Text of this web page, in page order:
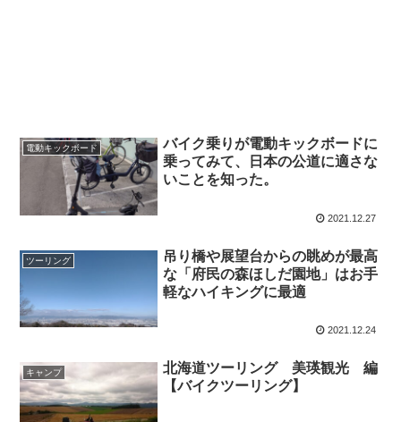
電動キックボード
バイク乗りが電動キックボードに
乗ってみて、日本の公道に適さな
いことを知った。
2021.12.27
ツーリング
吊り橋や展望台からの眺めが最高
な「府民の森ほしだ園地」はお手
軽なハイキングに最適
2021.12.24
キャンプ
北海道ツーリング 美瑛観光 編
【バイクツーリング】